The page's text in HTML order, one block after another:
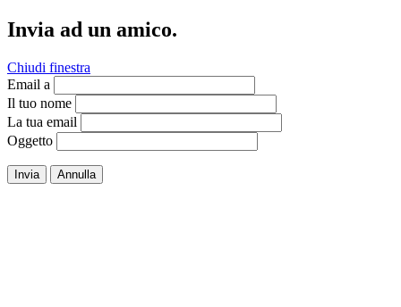
Invia ad un amico.
Chiudi finestra
Email a
Il tuo nome
La tua email
Oggetto
Invia Annulla